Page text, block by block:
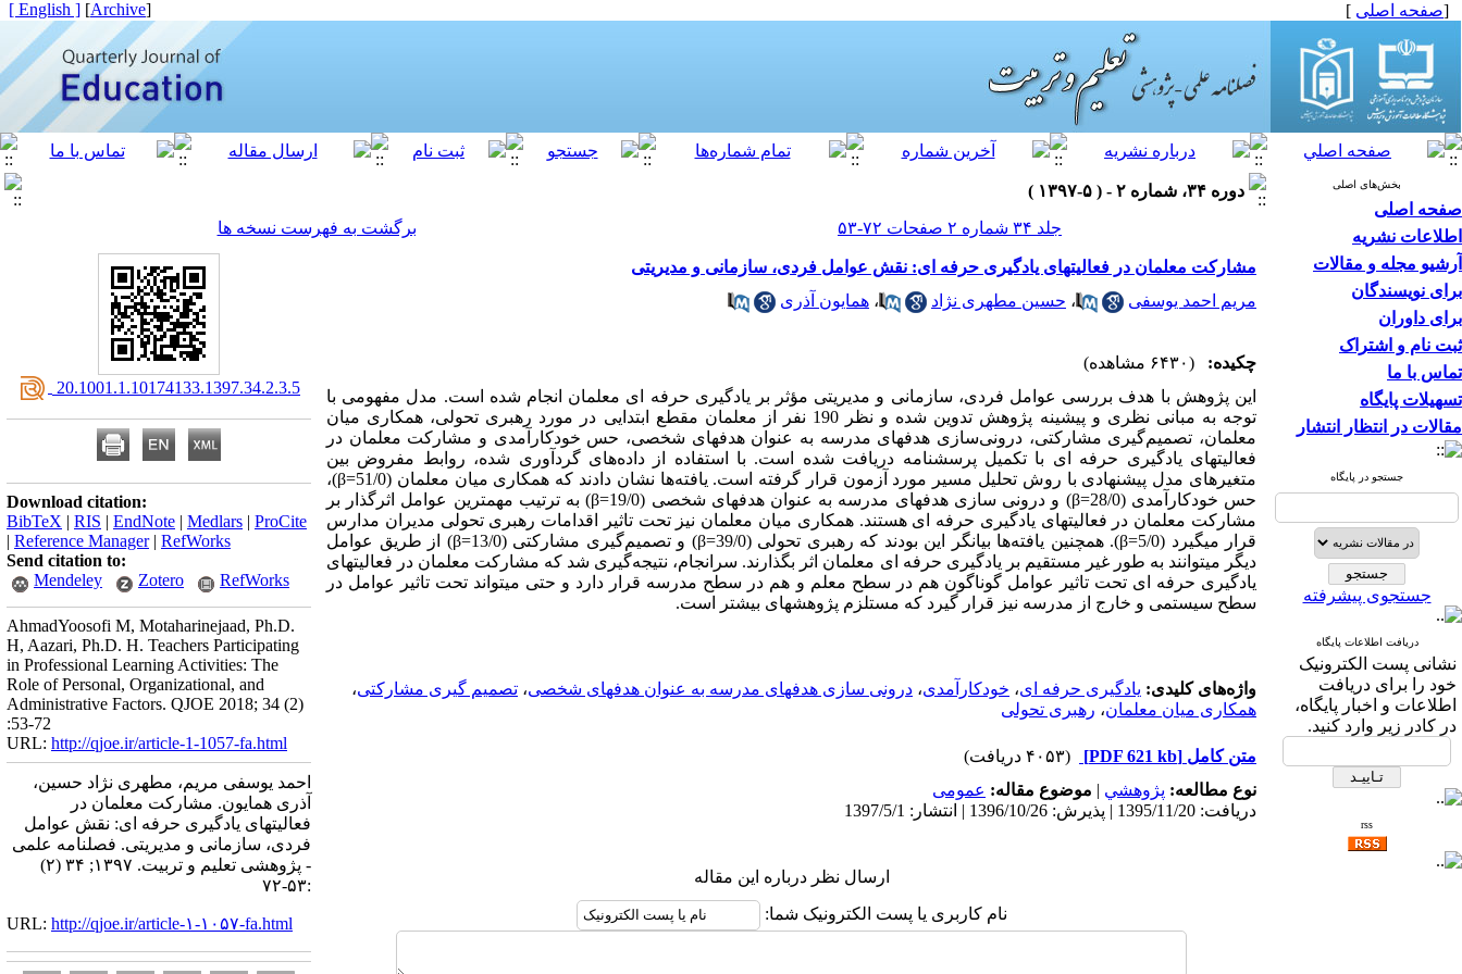
[صفحه اصلی ]
[
Archive
]
[ English ]
بخش‌های اصلی
صفحه اصلی
اطلاعات نشریه
آرشیو مجله و مقالات
برای نویسندگان
برای داوران
ثبت نام و اشتراک
تماس با ما
تسهیلات پایگاه
مقالات در انتظار انتشار
جستجو در پایگاه
جستجوی پیشرفته
دریافت اطلاعات پایگاه
نشانی پست الکترونیک
خود را برای دریافت
اطلاعات و اخبار پایگاه،
در کادر زیر وارد کنید.
rss
دوره ۳۴، شماره ۲ - ( ۵-۱۳۹۷ )
جلد ۳۴ شماره ۲ صفحات ۷۲-۵۳
برگشت به فهرست نسخه ها
مشارکت معلمان در فعالیتهای یادگیری حرفه ای: نقش عوامل فردی، سازمانی و مدیریتی
مریم احمد یوسفی
، حسین مطهری نژاد ، همایون آذری
چکیده:
(۶۴۳۰ مشاهده)
این پژوهش با هدف بررسی عوامل فردی، سازمانی و مدیریتی مؤثر بر یادگیری حرفه ای معلمان انجام شده است. مدل مفهومی با
توجه به مبانی نظری و پیشینه پژوهش تدوین شده و نظر 190 نفر از معلمان مقطع ابتدایی در مورد رهبری تحولی، همکاری میان
معلمان، تصمیم­‌گیری مشارکتی، درونی­‌سازی هدفهای مدرسه به عنوان هدفهای شخصی، حس خودکارآمدی و مشارکت معلمان در
فعالیتهای یادگیری حرفه ای با تکمیل پرسشنامه دریافت شده است. با استفاده از داده‌­های گردآوری شده، روابط مفروض بین
متغیرهای مدل پیشنهادی با روش تحلیل مسیر مورد آزمون قرار گرفته است. یافته‌­ها نشان دادند که همکاری میان معلمان (51/0=β)،
حس خودکارآمدی (28/0=β) و درونی سازی هدفهای مدرسه به عنوان هدفهای شخصی (19/0=β) به ترتیب مهم­ترین عوامل اثرگذار بر
مشارکت معلمان در فعالیتهای یادگیری حرفه ای هستند. همکاری میان معلمان نیز تحت تاثیر اقدامات رهبری تحولی مدیران مدارس
قرار می­گیرد (5/0=β). همچنین یافته­‌ها بیانگر این بودند که رهبری تحولی (39/0=β) و تصمیم­‌گیری مشارکتی (13/0=β) از طریق عوامل
دیگر می­توانند به طور غیر مستقیم بر یادگیری حرفه ای معلمان اثر بگذارند. سرانجام، نتیجه­‌گیری شد که مشارکت معلمان در فعالیتهای
یادگیری حرفه ای تحت تاثیر عوامل گوناگون هم در سطح معلم و هم در سطح مدرسه قرار دارد و حتی می­تواند تحت تاثیر عوامل در
سطح سیستمی و خارج از مدرسه نیز قرار گیرد که مستلزم پژوهشهای بیشتر است.
واژه‌های کلیدی: یادگیری حرفه ای، خودکارآمدی، درونی سازی هدفهای مدرسه به عنوان هدفهای شخصی، تصمیم گیری مشارکتی،
همکاری میان معلمان، رهبری تحولی
متن کامل [PDF 621 kb]
(۴۰۵۳ دریافت)
نوع مطالعه: پژوهشي | موضوع مقاله: عمومى
دریافت: 1395/11/20 | پذیرش: 1396/10/26 | انتشار: 1397/5/1
ارسال نظر درباره این مقاله
نام کاربری یا پست الکترونیک شما:
‎ 20.1001.1.10174133.1397.34.2.3.5
Download citation:
BibTeX | RIS | EndNote | Medlars | ProCite
| Reference Manager| RefWorks
Send citation to:
Mendeley
Zotero RefWorks
AhmadYoosofi M, Motaharinejaad, Ph.D.
H, Aazari, Ph.D. H. Teachers Participating
in Professional Learning Activities: The
Role of Personal, Organizational, and
Administrative Factors. QJOE 2018; 34 (2)
:53-72
URL: http://qjoe.ir/article-1-1057-fa.html
احمد یوسفی مریم، مطهری نژاد حسین،
آذری همایون. مشارکت معلمان در
فعالیتهای یادگیری حرفه ای: نقش عوامل
فردی، سازمانی و مدیریتی. فصلنامه علمی
- پژوهشی تعلیم و تربیت. ۱۳۹۷; ۳۴ (۲)
:۵۳-۷۲
URL: http://qjoe.ir/article-۱-۱۰۵۷-fa.html